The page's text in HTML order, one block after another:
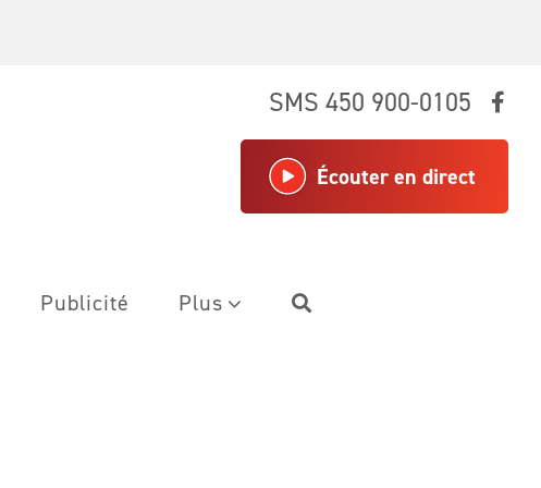
SMS 450 900-0105
Écouter en direct
Publicité Plus